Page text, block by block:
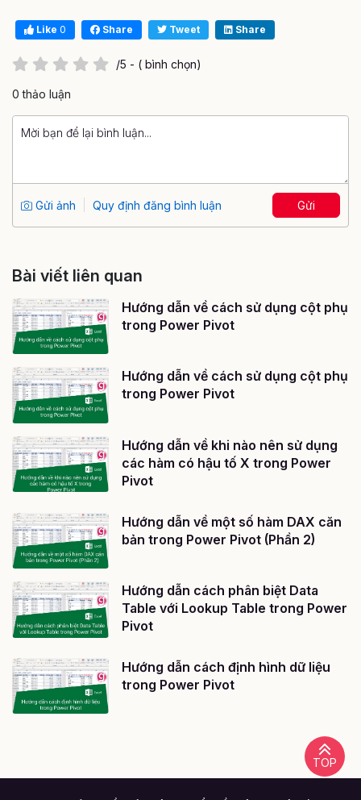
Like 0 Share Tweet Share
/5 - ( bình chọn)
0 thảo luận
Gửi ảnh Quy định đăng bình luận Gửi
Bài viết liên quan
Hướng dẫn về cách sử dụng cột phụ
trong Power Pivot
Hướng dẫn về cách sử dụng cột phụ
trong Power Pivot
Hướng dẫn về khi nào nên sử dụng
các hàm có hậu tố X trong Power
Pivot
Hướng dẫn về một số hàm DAX căn
bản trong Power Pivot (Phần 2)
Hướng dẫn cách phân biệt Data
Table với Lookup Table trong Power
Pivot
Hướng dẫn cách định hình dữ liệu
trong Power Pivot
TOP